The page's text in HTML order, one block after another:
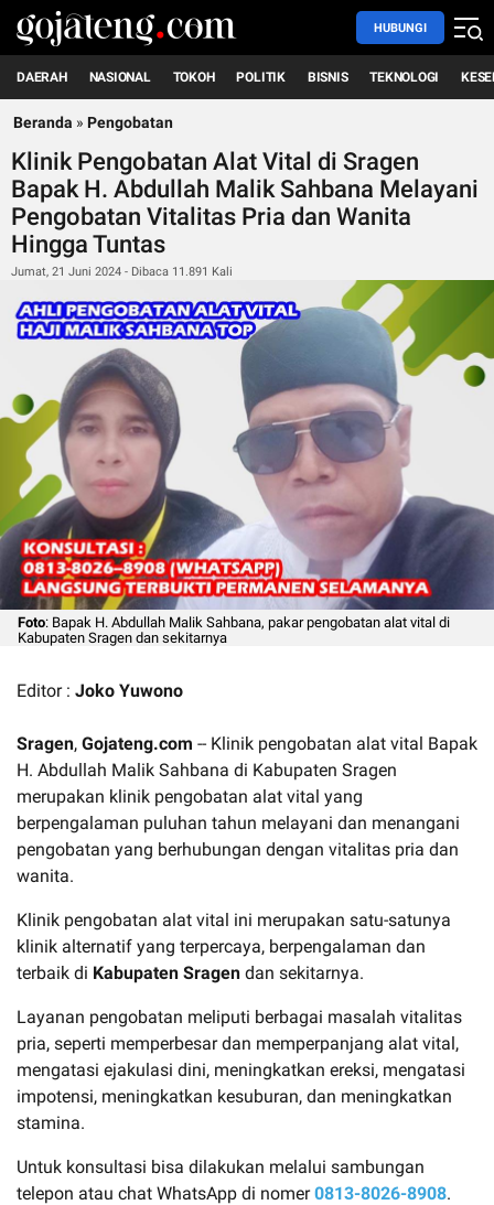
HUBUNGI
DAERAH NASIONAL TOKOH POLITIK BISNIS TEKNOLOGI
Beranda » Pengobatan
Klinik Pengobatan Alat Vital di Sragen
Bapak H. Abdullah Malik Sahbana Melayani
Pengobatan Vitalitas Pria dan Wanita
Hingga Tuntas
Jumat, 21 Juni 2024 - Dibaca 11.891 Kali
Foto: Bapak H. Abdullah Malik Sahbana, pakar pengobatan alat vital di
Kabupaten Sragen dan sekitarnya
Editor : Joko Yuwono
Sragen, Gojateng.com -- Klinik pengobatan alat vital Bapak
H. Abdullah Malik Sahbana di Kabupaten Sragen
merupakan klinik pengobatan alat vital yang
berpengalaman puluhan tahun melayani dan menangani
pengobatan yang berhubungan dengan vitalitas pria dan
wanita.
Klinik pengobatan alat vital ini merupakan satu-satunya
klinik alternatif yang terpercaya, berpengalaman dan
terbaik di Kabupaten Sragen dan sekitarnya.
Layanan pengobatan meliputi berbagai masalah vitalitas
pria, seperti memperbesar dan memperpanjang alat vital,
mengatasi ejakulasi dini, meningkatkan ereksi, mengatasi
impotensi, meningkatkan kesuburan, dan meningkatkan
stamina.
Untuk konsultasi bisa dilakukan melalui sambungan
telepon atau chat WhatsApp di nomer0813-8026-8908.